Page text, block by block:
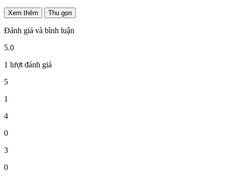
Xem thêm Thu gọn
Đánh giá và bình luận
5.0
1 lượt đánh giá
5
1
4
0
3
0